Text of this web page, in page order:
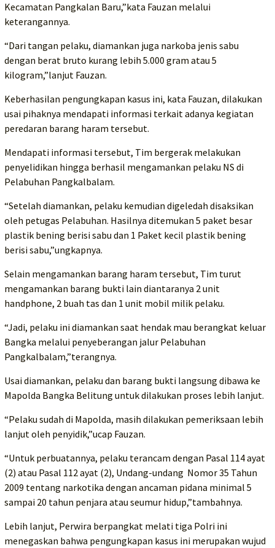
Kecamatan Pangkalan Baru,”kata Fauzan melalui
keterangannya.
“Dari tangan pelaku, diamankan juga narkoba jenis sabu
dengan berat bruto kurang lebih 5.000 gram atau 5
kilogram,”lanjut Fauzan.
Keberhasilan pengungkapan kasus ini, kata Fauzan, dilakukan
usai pihaknya mendapati informasi terkait adanya kegiatan
peredaran barang haram tersebut.
Mendapati informasi tersebut, Tim bergerak melakukan
penyelidikan hingga berhasil mengamankan pelaku NS di
Pelabuhan Pangkalbalam.
“Setelah diamankan, pelaku kemudian digeledah disaksikan
oleh petugas Pelabuhan. Hasilnya ditemukan 5 paket besar
plastik bening berisi sabu dan 1 Paket kecil plastik bening
berisi sabu,”ungkapnya.
Selain mengamankan barang haram tersebut, Tim turut
mengamankan barang bukti lain diantaranya 2 unit
handphone, 2 buah tas dan 1 unit mobil milik pelaku.
“Jadi, pelaku ini diamankan saat hendak mau berangkat keluar
Bangka melalui penyeberangan jalur Pelabuhan
Pangkalbalam,”terangnya.
Usai diamankan, pelaku dan barang bukti langsung dibawa ke
Mapolda Bangka Belitung untuk dilakukan proses lebih lanjut.
“Pelaku sudah di Mapolda, masih dilakukan pemeriksaan lebih
lanjut oleh penyidik,”ucap Fauzan.
“Untuk perbuatannya, pelaku terancam dengan Pasal 114 ayat
(2) atau Pasal 112 ayat (2), Undang-undang Nomor 35 Tahun
2009 tentang narkotika dengan ancaman pidana minimal 5
sampai 20 tahun penjara atau seumur hidup,”tambahnya.
Lebih lanjut, Perwira berpangkat melati tiga Polri ini
menegaskan bahwa pengungkapan kasus ini merupakan wujud